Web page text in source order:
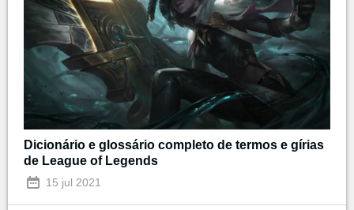
Dicionário e glossário completo de termos e gírias
de League of Legends
15 jul 2021